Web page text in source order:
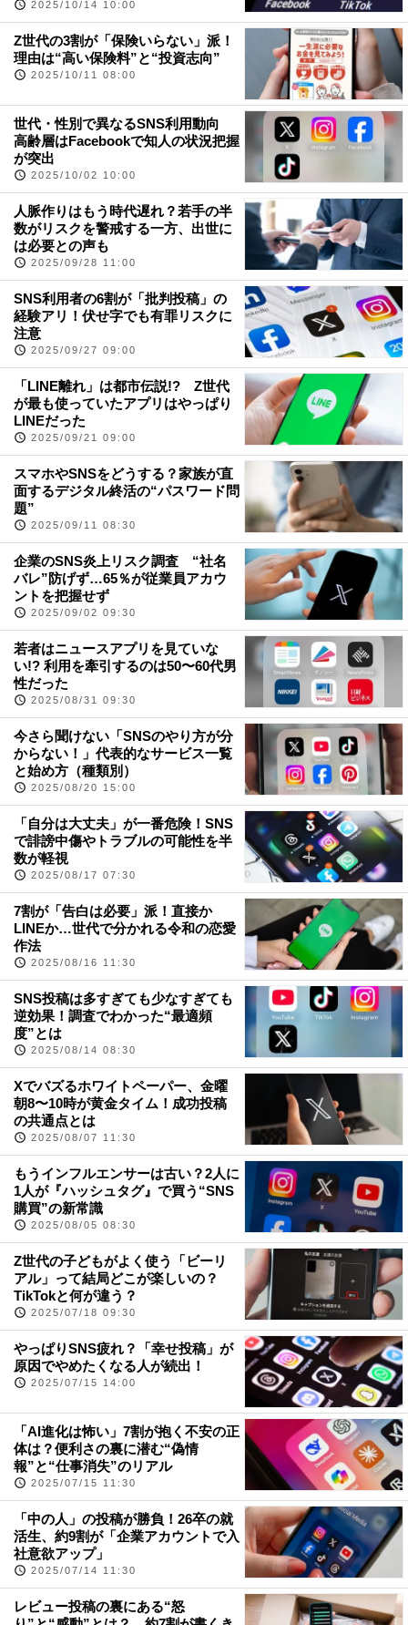
2025/10/14 10:00
Z世代の3割が「保険いらない」派！
理由は“高い保険料”と“投資志向”
2025/10/11 08:00
世代・性別で異なるSNS利用動向
高齢層はFacebookで知人の状況把握
が突出
2025/10/02 10:00
人脈作りはもう時代遅れ？若手の半
数がリスクを警戒する一方、出世に
は必要との声も
2025/09/28 11:00
SNS利用者の6割が「批判投稿」の
経験アリ！伏せ字でも有罪リスクに
注意
2025/09/27 09:00
「LINE離れ」は都市伝説!? Z世代
が最も使っていたアプリはやっぱり
LINEだった
2025/09/21 09:00
スマホやSNSをどうする？家族が直
面するデジタル終活の“パスワード問
題”
2025/09/11 08:30
企業のSNS炎上リスク調査 “社名
バレ”防げず…65％が従業員アカウ
ントを把握せず
2025/09/02 09:30
若者はニュースアプリを見ていな
い!? 利用を牽引するのは50〜60代男
性だった
2025/08/31 09:30
今さら聞けない「SNSのやり方が分
からない！」代表的なサービス一覧
と始め方（種類別）
2025/08/20 15:00
「自分は大丈夫」が一番危険！SNS
で誹謗中傷やトラブルの可能性を半
数が軽視
2025/08/17 07:30
7割が「告白は必要」派！直接か
LINEか…世代で分かれる令和の恋愛
作法
2025/08/16 11:30
SNS投稿は多すぎても少なすぎても
逆効果！調査でわかった“最適頻
度”とは
2025/08/14 08:30
Xでバズるホワイトペーパー、金曜
朝8〜10時が黄金タイム！成功投稿
の共通点とは
2025/08/07 11:30
もうインフルエンサーは古い？2人に
1人が『ハッシュタグ』で買う“SNS
購買”の新常識
2025/08/05 08:30
Z世代の子どもがよく使う「ビーリ
アル」って結局どこが楽しいの？
TikTokと何が違う？
2025/07/18 09:30
やっぱりSNS疲れ？「幸せ投稿」が
原因でやめたくなる人が続出！
2025/07/15 14:00
「AI進化は怖い」7割が抱く不安の正
体は？便利さの裏に潜む“偽情
報”と“仕事消失”のリアル
2025/07/15 11:30
「中の人」の投稿が勝負！26卒の就
活生、約9割が「企業アカウントで入
社意欲アップ」
2025/07/14 11:30
レビュー投稿の裏にある“怒